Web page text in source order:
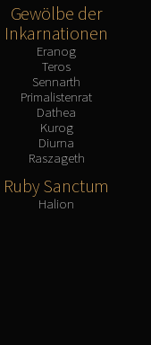
Gewölbe der
Inkarnationen
Eranog
Teros
Sennarth
Primalistenrat
Dathea
Kurog
Diurna
Raszageth
Ruby Sanctum
Halion